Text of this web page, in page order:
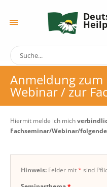
Anmeldung zum
Webinar / zur
Hiermit melde ich mich
Fachseminar/Webinar/
Hinweis: Felder mit* sind